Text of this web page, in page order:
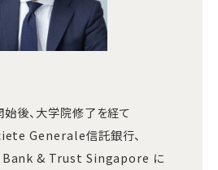
始後、大学院修了を経て
Generale信託銀行、
& Trust Singapore に